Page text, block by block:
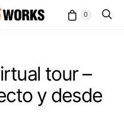
0
tour –
y desde